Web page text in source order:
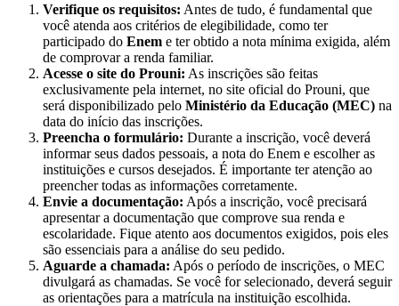
Verifique os requisitos: Antes de tudo, é fundamental que
você atenda aos critérios de elegibilidade, como ter
participado do Enem e ter obtido a nota mínima exigida, além
de comprovar a renda familiar.
Acesse o site do Prouni: As inscrições são feitas
exclusivamente pela internet, no site oficial do Prouni, que
será disponibilizado pelo Ministério da Educação (MEC) na
data do início das inscrições.
Preencha o formulário: Durante a inscrição, você deverá
informar seus dados pessoais, a nota do Enem e escolher as
instituições e cursos desejados. É importante ter atenção ao
preencher todas as informações corretamente.
Envie a documentação: Após a inscrição, você precisará
apresentar a documentação que comprove sua renda e
escolaridade. Fique atento aos documentos exigidos, pois eles
são essenciais para a análise do seu pedido.
Aguarde a chamada: Após o período de inscrições, o MEC
divulgará as chamadas. Se você for selecionado, deverá seguir
as orientações para a matrícula na instituição escolhida.